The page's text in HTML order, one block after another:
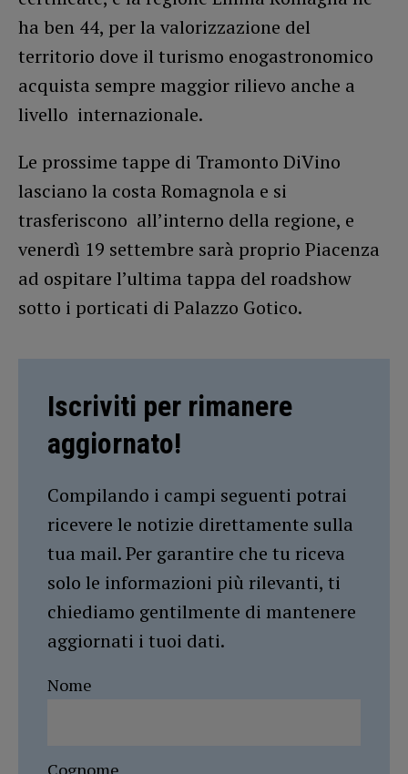
ha ben 44, per la valorizzazione del
territorio dove il turismo enogastronomico
acquista sempre maggior rilievo anche a
livello internazionale.
Le prossime tappe di Tramonto DiVino
lasciano la costa Romagnola e si
trasferiscono all’interno della regione, e
venerdì 19 settembre sarà proprio Piacenza
ad ospitare l’ultima tappa del roadshow
sotto i porticati di Palazzo Gotico.
Iscriviti per rimanere
aggiornato!
Compilando i campi seguenti potrai
ricevere le notizie direttamente sulla
tua mail. Per garantire che tu riceva
solo le informazioni più rilevanti, ti
chiediamo gentilmente di mantenere
aggiornati i tuoi dati.
Nome